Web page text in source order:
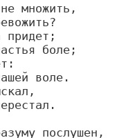
множить,
придет;
боле;
воле.